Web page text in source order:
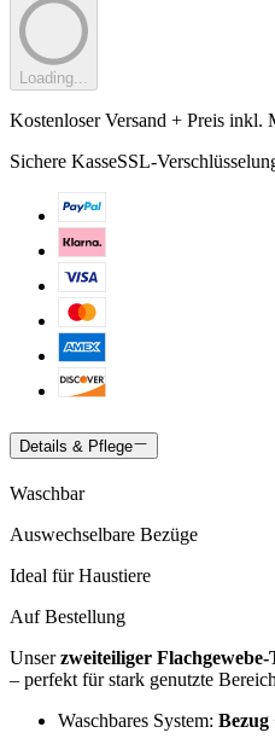
Loading...
Kostenloser Versand + Preis inkl.
Sichere KasseSSL-
Details & Pflege
Waschbar
Auswechselbare Bezüge
Ideal für Haustiere
Auf Bestellung
Unserzweiteiliger Flachgewebe-
– perfekt für stark genutzte
Waschbares System: Bezug